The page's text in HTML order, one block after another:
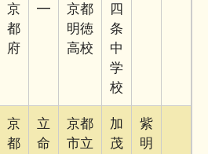
京
都
府
━
京都
明徳
高校
四
条
中
学
校
京
都
立
命
京都
市立
加
茂
紫
明